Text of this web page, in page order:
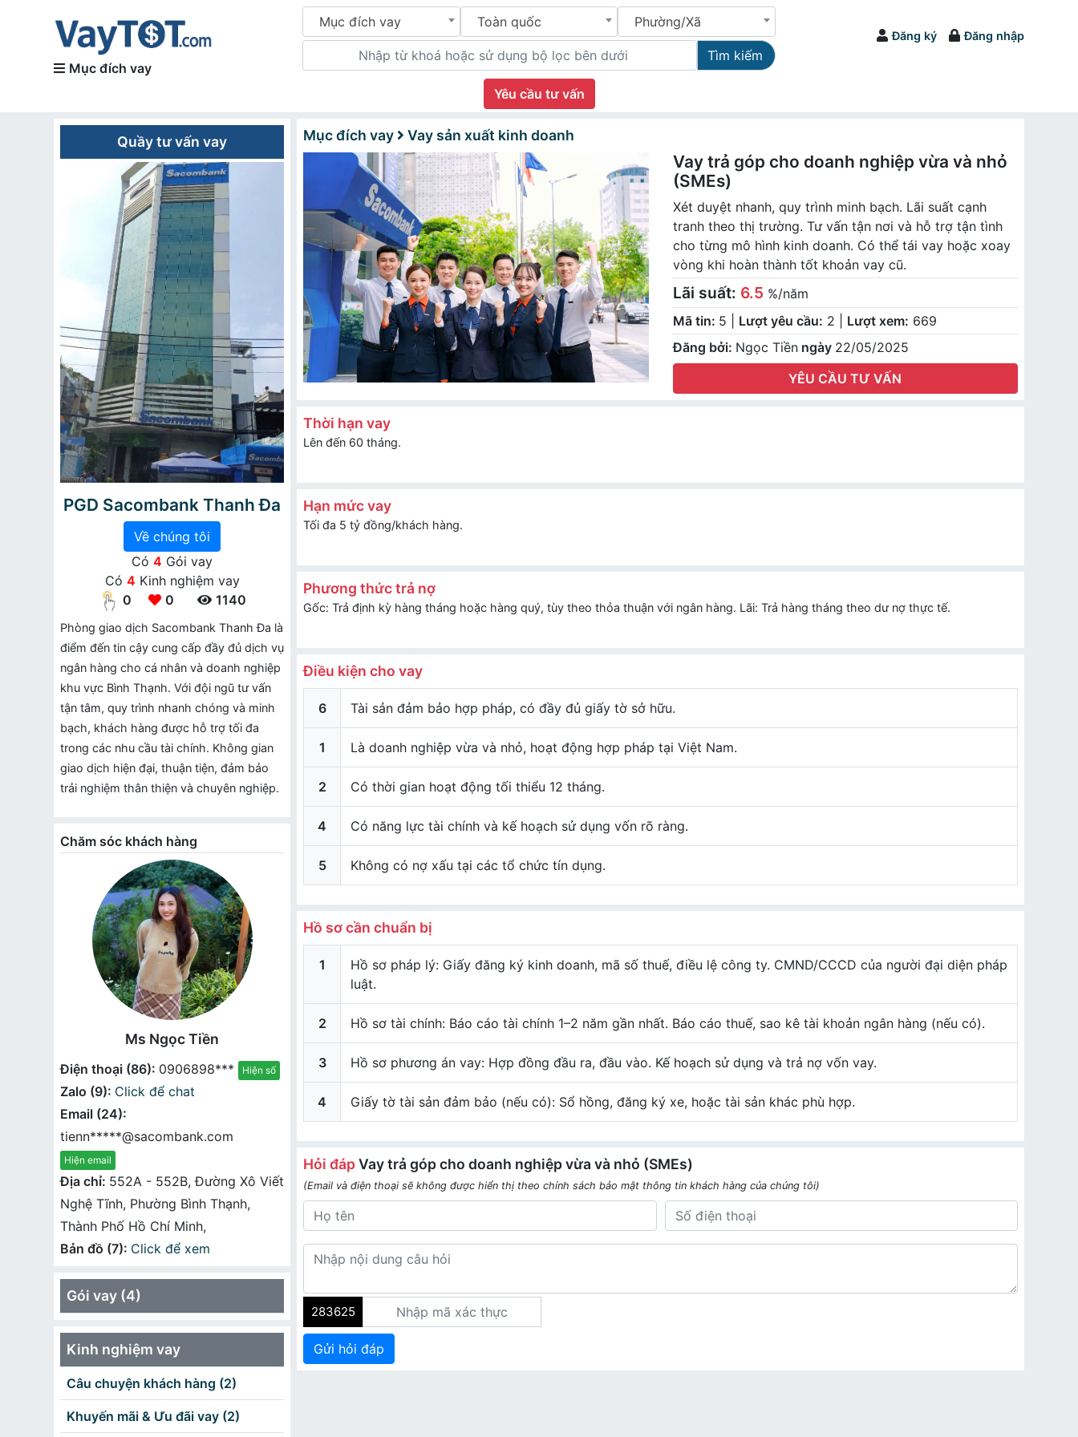
Mục đích vay
Mục đích vay Toàn quốc Phường/Xã
Tìm kiếm
Yêu cầu tư vấn
Đăng ký Đăng nhập
Quầy tư vấn vay
PGD Sacombank Thanh Đa
Về chúng tôi
Có 4 Gói vay
Có 4 Kinh nghiệm vay
0
0 1140
Phòng giao dịch Sacombank Thanh Đa là
điểm đến tin cậy cung cấp đầy đủ dịch vụ
ngân hàng cho cá nhân và doanh nghiệp
khu vực Bình Thạnh. Với đội ngũ tư vấn
tận tâm, quy trình nhanh chóng và minh
bạch, khách hàng được hỗ trợ tối đa
trong các nhu cầu tài chính. Không gian
giao dịch hiện đại, thuận tiện, đảm bảo
trải nghiệm thân thiện và chuyên nghiệp.
Chăm sóc khách hàng
Ms Ngọc Tiền
Điện thoại (86): 0906898*** Hiện số
Zalo (9): Click để chat
Email (24):
tienn*****@sacombank.com
Hiện email
Địa chỉ: 552A - 552B, Đường Xô Viết
Nghệ Tĩnh, Phường Bình Thạnh,
Thành Phố Hồ Chí Minh,
Bản đồ (7): Click để xem
Gói vay (4)
Kinh nghiệm vay
Câu chuyện khách hàng (2)
Khuyến mãi & Ưu đãi vay (2)
Mục đích vay Vay sản xuất kinh doanh
Vay trả góp cho doanh nghiệp vừa và nhỏ
(SMEs)
Xét duyệt nhanh, quy trình minh bạch. Lãi suất cạnh
tranh theo thị trường. Tư vấn tận nơi và hỗ trợ tận tình
cho từng mô hình kinh doanh. Có thể tái vay hoặc xoay
vòng khi hoàn thành tốt khoản vay cũ.
Lãi suất: 6.5 %/năm
Mã tin: 5 | Lượt yêu cầu: 2 | Lượt xem: 669
Đăng bởi: Ngọc Tiền ngày 22/05/2025
YÊU CẦU TƯ VẤN
Thời hạn vay
Lên đến 60 tháng.
Hạn mức vay
Tối đa 5 tỷ đồng/khách hàng.
Phương thức trả nợ
Gốc: Trả định kỳ hàng tháng hoặc hàng quý, tùy theo thỏa thuận với ngân hàng. Lãi: Trả hàng tháng theo dư nợ thực tế.
Điều kiện cho vay
6 Tài sản đảm bảo hợp pháp, có đầy đủ giấy tờ sở hữu.
1 Là doanh nghiệp vừa và nhỏ, hoạt động hợp pháp tại Việt Nam.
2 Có thời gian hoạt động tối thiểu 12 tháng.
4 Có năng lực tài chính và kế hoạch sử dụng vốn rõ ràng.
5 Không có nợ xấu tại các tổ chức tín dụng.
Hồ sơ cần chuẩn bị
1
Hồ sơ pháp lý: Giấy đăng ký kinh doanh, mã số thuế, điều lệ công ty. CMND/CCCD của người đại diện pháp
luật.
2 Hồ sơ tài chính: Báo cáo tài chính 1–2 năm gần nhất. Báo cáo thuế, sao kê tài khoản ngân hàng (nếu có).
3 Hồ sơ phương án vay: Hợp đồng đầu ra, đầu vào. Kế hoạch sử dụng và trả nợ vốn vay.
4 Giấy tờ tài sản đảm bảo (nếu có): Sổ hồng, đăng ký xe, hoặc tài sản khác phù hợp.
Hỏi đápVay trả góp cho doanh nghiệp vừa và nhỏ (SMEs)
(Email và điện thoại sẽ không được hiển thị theo chính sách bảo mật thông tin khách hàng của chúng tôi)
283625
Gửi hỏi đáp